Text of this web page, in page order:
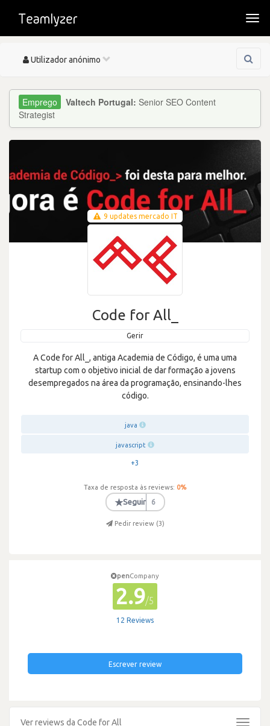
Toggle
Utilizador anónimo
Valtech Portugal: Senior SEO Content
Strategist
9 updates mercado IT
Code for All_
Gerir
A Code for All_, antiga Academia de Código, é uma uma
startup com o objetivo inicial de dar formação a jovens
desempregados na área da programação, ensinando-lhes
código.
java
javascript
+3
Taxa de resposta às reviews: 0%
★Seguir 6
Pedir review (3)
penCompany
2.9/5
12 Reviews
Escrever review
Ver reviews da Code for All_
Toggle